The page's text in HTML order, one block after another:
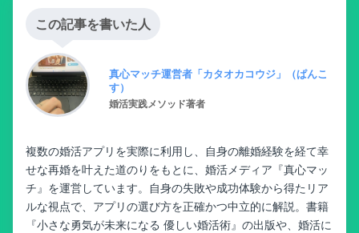
この記事を書いた人
真心マッチ運営者「カタオカコウジ」（ぱんこ
す）
婚活実践メソッド著者
複数の婚活アプリを実際に利用し、自身の離婚経験を経て幸
せな再婚を叶えた道のりをもとに、婚活メディア『真心マッ
チ』を運営しています。自身の失敗や成功体験から得たリア
ルな視点で、アプリの選び方を正確かつ中立的に解説。書籍
『小さな勇気が未来になる 優しい婚活術』の出版や、婚活に